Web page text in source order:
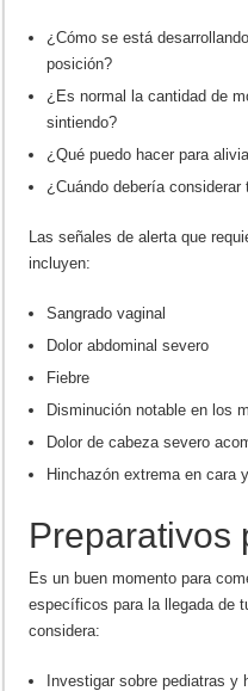
¿Cómo se está
posición?
¿Es normal la cantidad de
sintiendo?
¿Qué puedo hacer para
¿Cuándo debería
Las señales de alerta que
incluyen:
Sangrado vaginal
Dolor abdominal severo
Fiebre
Disminución notable en los
Dolor de cabeza severo
Hinchazón extrema en cara
Preparativos
Es un buen momento para
específicos para la llegada de
considera:
Investigar sobre pediatras y